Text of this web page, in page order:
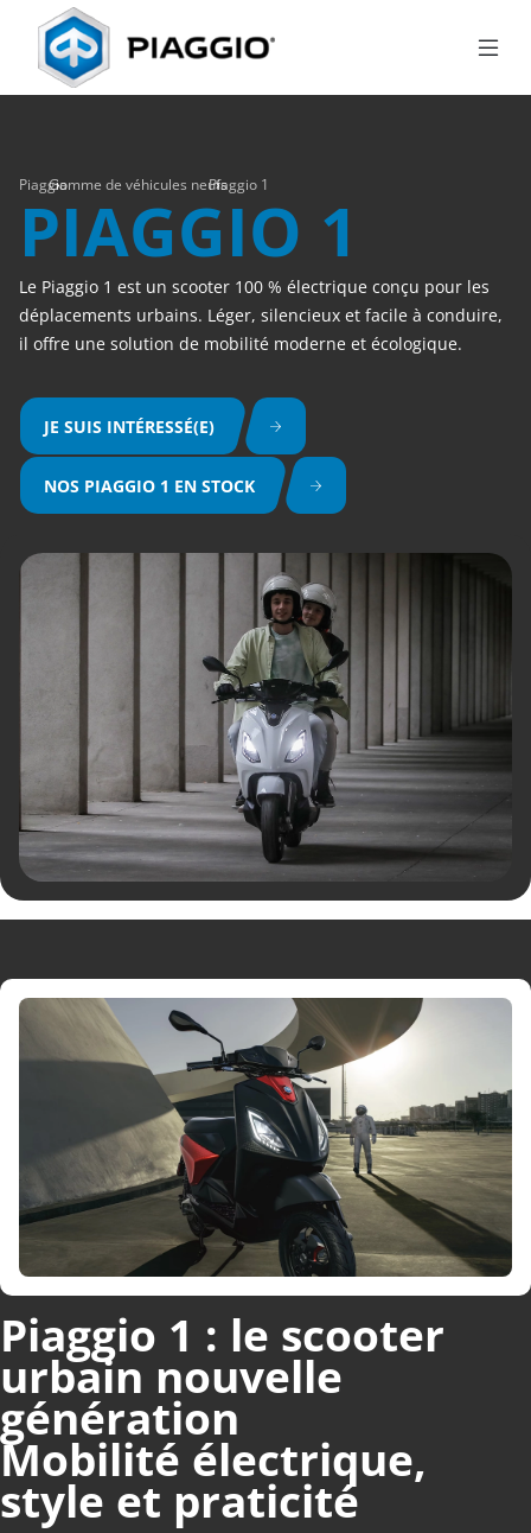
Piaggio
›
Gamme de véhicules neufs
›
Piaggio 1
PIAGGIO 1
Le Piaggio 1 est un scooter 100 % électrique conçu pour les
déplacements urbains. Léger, silencieux et facile à conduire,
il offre une solution de mobilité moderne et écologique.
JE SUIS INTÉRESSÉ(E)
NOS PIAGGIO 1 EN STOCK
Piaggio 1 : le scooter
urbain nouvelle
génération
Mobilité électrique,
style et praticité